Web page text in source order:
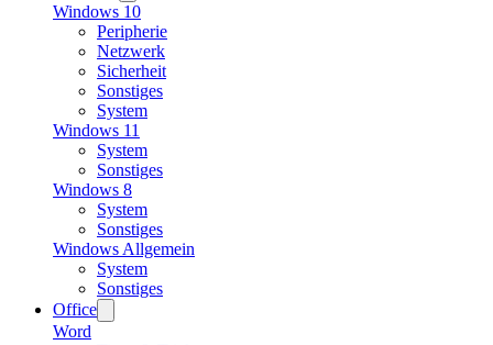
Windows 10
Peripherie
Netzwerk
Sicherheit
Sonstiges
System
Windows 11
System
Sonstiges
Windows 8
System
Sonstiges
Windows Allgemein
System
Sonstiges
Office
Word